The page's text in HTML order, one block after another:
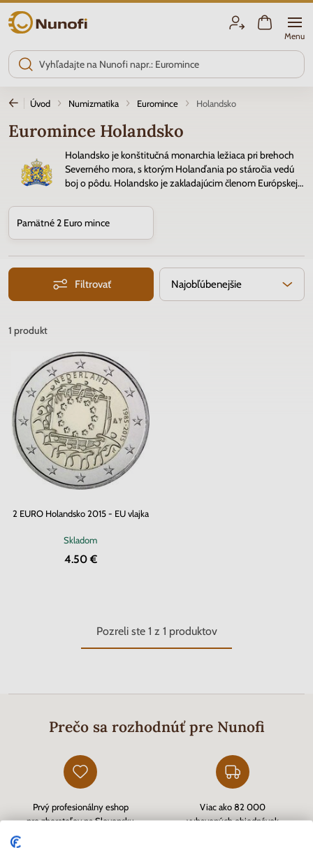
Nunofi.sk
Menu
Úvod Numizmatika Euromince Holandsko
Euromince Holandsko
Holandsko je konštitučná monarchia ležiaca pri brehoch
Severného mora, s ktorým Holanďania po stáročia vedú
boj o pôdu. Holandsko je zakladajúcim členom Európskej
Euro. V Holandsku sa od 1. septembra 2004 mince v hodnotách 1 a 2
centy nepoužívajú, slúžia iba pre zberateľské účely.
Pamätné 2 Euro mince
Filtrovať Najobľúbenejšie
1 produkt
2 EURO Holandsko 2015 - EU vlajka
Skladom
4.50 €
Pozreli ste 1 z 1 produktov
Prečo sa rozhodnúť pre Nunofi
Prvý profesionálny eshop
pre zberateľov na Slovensku
Viac ako 82 000
vybavených objednávok